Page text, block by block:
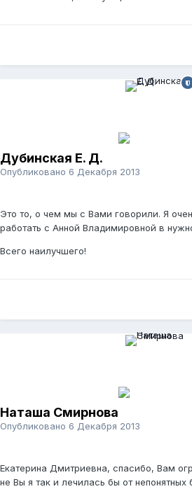
Дубинская Е. Д.
Опубликовано 6 Декабря 2013
Это то, о чем мы с Вами говорили. Я
работать с Анной Владимировной в
Всего наилучшего!
Наташа Смирнова
Опубликовано 6 Декабря 2013
Екатерина Дмитриевна, спасибо, Вам
не Вы я так и лечилась бы от